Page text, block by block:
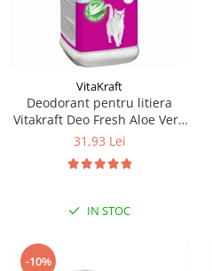
VitaKraft
Deodorant pentru litiera
Vitakraft Deo Fresh Aloe Vera
720g
31,93 Lei
IN STOC
-10%